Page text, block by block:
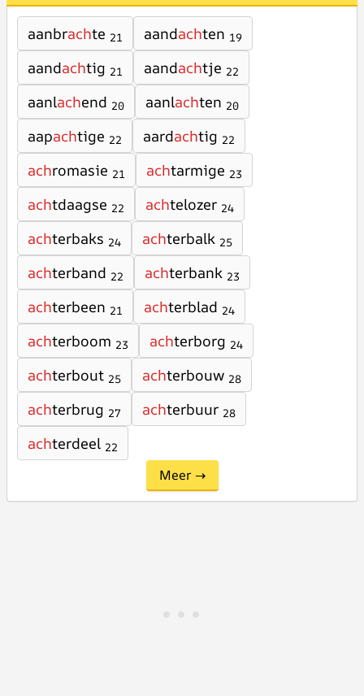
aanbrachte 21 aandachten 19
aandachtig 21 aandachtje 22
aanlachend 20 aanlachten 20
aapachtige 22 aardachtig 22
achromasie 21 achtarmige 23
achtdaagse 22 achtelozer 24
achterbaks 24 achterbalk 25
achterband 22 achterbank 23
achterbeen 21 achterblad 24
achterboom 23 achterborg 24
achterbout 25 achterbouw 28
achterbrug 27 achterbuur 28
achterdeel 22
Meer →